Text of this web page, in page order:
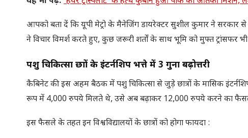
आपको बता दें कि यूपी मेट्रो के मैनेजिंग डायरेक्टर सुशील कुमार ने
ने विचार विमर्श करते हुए, कुछ जरूरी शर्तों के साथ भूमि को मुफ्त ट्रांसफर
पशु चिकित्सा छात्रों के इंटर्नशिप भत्ते में 3 गुना बढ़ोत्तरी
कैबिनेट की इस अहम बैठक में पशु चिकित्सा से जुड़े छात्रों के मासिक
रूप में 4,000 रुपये मिलते थे, उसे अब बढ़ाकर 12,000 रुपये करने का
इस फैसले के तहत इन विश्वविद्यालयों के छात्रों को होगा फायदा :